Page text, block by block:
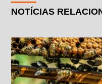
NOTÍCIAS